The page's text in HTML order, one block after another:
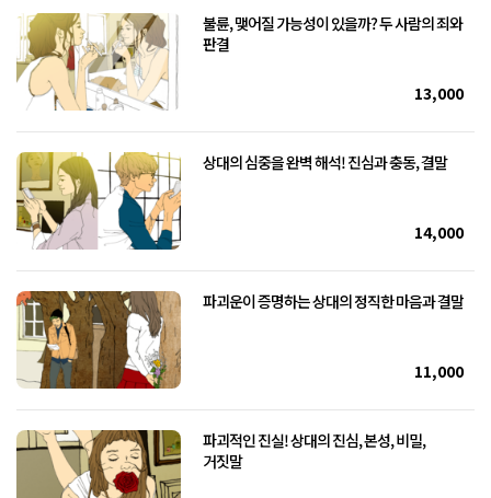
불륜, 맺어질 가능성이 있을까? 두 사람의 죄와
판결
13,000
상대의 심중을 완벽 해석! 진심과 충동, 결말
14,000
파괴운이 증명하는 상대의 정직한 마음과 결말
11,000
파괴적인 진실! 상대의 진심, 본성, 비밀,
거짓말